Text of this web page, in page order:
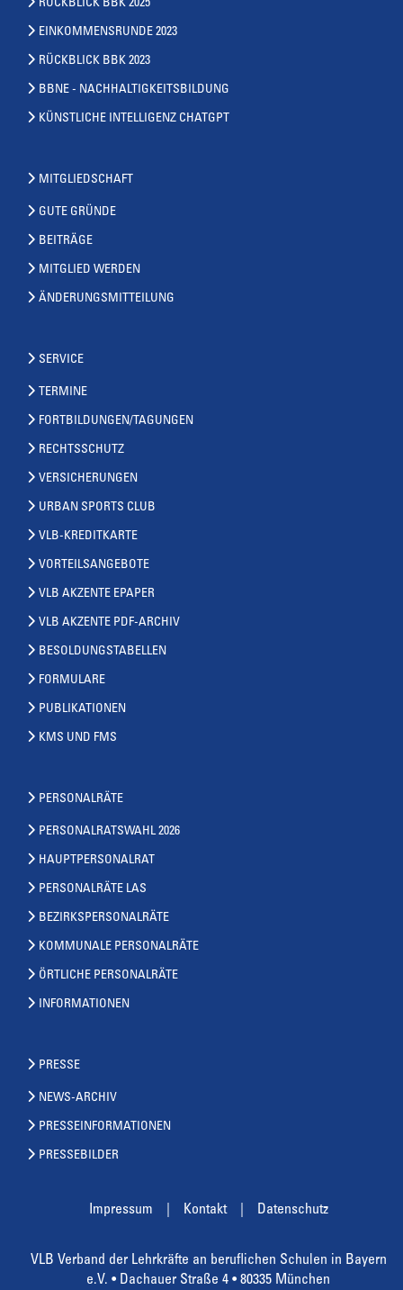
RÜCKBLICK BBK 2025
EINKOMMENSRUNDE 2023
RÜCKBLICK BBK 2023
BBNE - NACHHALTIGKEITSBILDUNG
KÜNSTLICHE INTELLIGENZ CHATGPT
MITGLIEDSCHAFT
GUTE GRÜNDE
BEITRÄGE
MITGLIED WERDEN
ÄNDERUNGSMITTEILUNG
SERVICE
TERMINE
FORTBILDUNGEN/TAGUNGEN
RECHTSSCHUTZ
VERSICHERUNGEN
URBAN SPORTS CLUB
VLB-KREDITKARTE
VORTEILSANGEBOTE
VLB AKZENTE EPAPER
VLB AKZENTE PDF-ARCHIV
BESOLDUNGSTABELLEN
FORMULARE
PUBLIKATIONEN
KMS UND FMS
PERSONALRÄTE
PERSONALRATSWAHL 2026
HAUPTPERSONALRAT
PERSONALRÄTE LAS
BEZIRKSPERSONALRÄTE
KOMMUNALE PERSONALRÄTE
ÖRTLICHE PERSONALRÄTE
INFORMATIONEN
PRESSE
NEWS-ARCHIV
PRESSEINFORMATIONEN
PRESSEBILDER
Impressum Kontakt Datenschutz
VLB Verband der Lehrkräfte an beruflichen Schulen in Bayern
e.V. • Dachauer Straße 4 • 80335 München